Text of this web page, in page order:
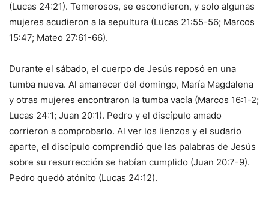
(Lucas 24:21). Temerosos, se escondieron, y solo algunas
mujeres acudieron a la sepultura (Lucas 21:55-56; Marcos
15:47; Mateo 27:61-66).
Durante el sábado, el cuerpo de Jesús reposó en una
tumba nueva. Al amanecer del domingo, María Magdalena
y otras mujeres encontraron la tumba vacía (Marcos 16:1-2;
Lucas 24:1; Juan 20:1). Pedro y el discípulo amado
corrieron a comprobarlo. Al ver los lienzos y el sudario
aparte, el discípulo comprendió que las palabras de Jesús
sobre su resurrección se habían cumplido (Juan 20:7-9).
Pedro quedó atónito (Lucas 24:12).